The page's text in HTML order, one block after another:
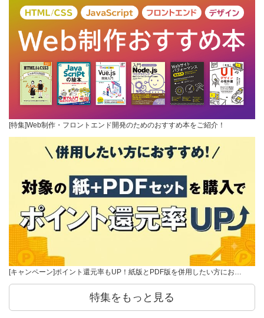
[特集]Web制作・フロントエンド開発のためのおすすめ本をご紹介！
[キャンペーン]ポイント還元率もUP！紙版とPDF版を併用したい方にお…
特集をもっと見る